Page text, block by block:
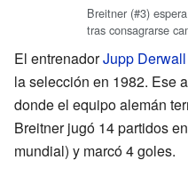
Breitner (#3)
tras consagrarse
El entrenadorJupp Derwall
la selección en 1982. Ese
donde el equipo alemán
Breitner jugó 14 partidos
mundial) y marcó 4 goles.